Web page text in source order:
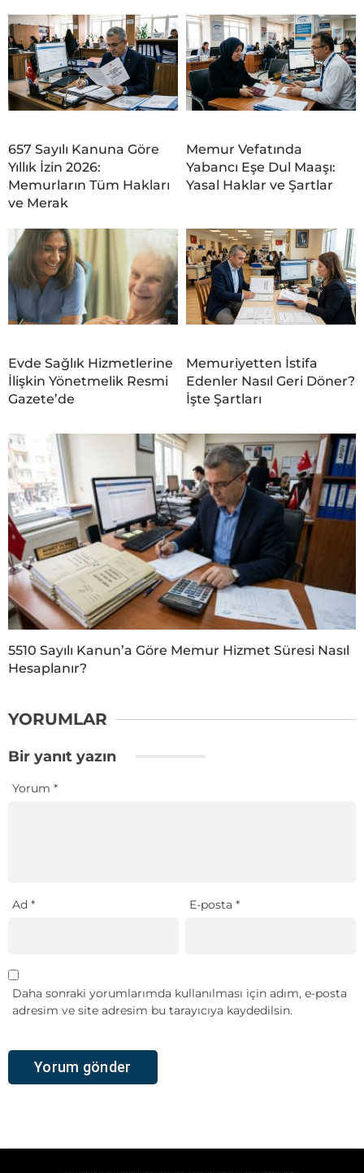
657 Sayılı Kanuna Göre
Yıllık İzin 2026:
Memurların Tüm Hakları
ve Merak
Memur Vefatında
Yabancı Eşe Dul Maaşı:
Yasal Haklar ve Şartlar
Evde Sağlık Hizmetlerine
İlişkin Yönetmelik Resmi
Gazete’de
Memuriyetten İstifa
Edenler Nasıl Geri Döner?
İşte Şartları
5510 Sayılı Kanun’a Göre Memur Hizmet Süresi Nasıl
Hesaplanır?
YORUMLAR
Bir yanıt yazın
Yorum *
Ad * E-posta*
Daha sonraki yorumlarımda kullanılması için adım, e-posta
adresim ve site adresim bu tarayıcıya kaydedilsin.